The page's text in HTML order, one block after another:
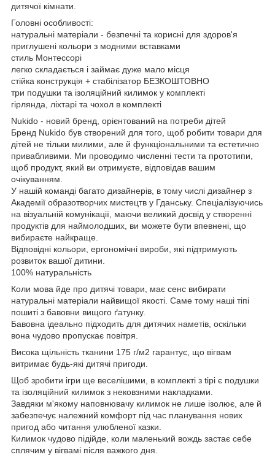
дитячої кімнати.
Головні особливості:
натуральні матеріали - безпечні та корисні для здоров'я
приглушені кольори з модними вставками
стиль Монтессорі
легко складається і займає дуже мало місця
стійка конструкція + стабілізатор БЕЗКОШТОВНО
три подушки та ізоляційний килимок у комплекті
гірлянда, ліхтарі та чохол в комплекті
Nukido - новий бренд, орієнтований на потреби дітей
Бренд Nukido був створений для того, щоб робити товари для
дітей не тільки милими, але й функціональними та естетично
привабливими. Ми проводимо численні тести та прототипи,
щоб продукт, який ви отримуєте, відповідав вашим
очікуванням.
У нашій команді багато дизайнерів, в тому числі дизайнер з
Академії образотворчих мистецтв у Гданську. Спеціалізуючись
на візуальній комунікації, маючи великий досвід у створенні
продуктів для наймолодших, ви можете бути впевнені, що
вибираєте найкраще.
Відповідні кольори, ергономічні вироби, які підтримують
розвиток вашої дитини.
100% натуральність
Коли мова йде про дитячі товари, має сенс вибирати
натуральні матеріали найвищої якості. Саме тому наші тіпі
пошиті з бавовни вищого ґатунку.
Бавовна ідеально підходить для дитячих наметів, оскільки
вона чудово пропускає повітря.
Висока щільність тканини 175 г/м2 гарантує, що вігвам
витримає будь-які дитячі пригоди.
Щоб зробити ігри ще веселішими, в комплекті з tipi є подушки
та ізоляційний килимок з нековзними накладками.
Завдяки м'якому наповнювачу килимок не лише ізолює, але й
забезпечує належний комфорт під час планування нових
пригод або читання улюбленої казки.
Килимок чудово підійде, коли маленький вождь застає себе
сплячим у вігвамі після важкого дня.